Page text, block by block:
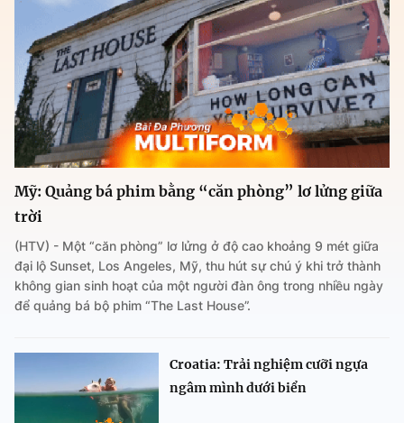
Mỹ: Quảng bá phim bằng “căn phòng” lơ lửng giữa
trời
(HTV) - Một “căn phòng” lơ lửng ở độ cao khoảng 9 mét giữa
đại lộ Sunset, Los Angeles, Mỹ, thu hút sự chú ý khi trở thành
không gian sinh hoạt của một người đàn ông trong nhiều ngày
để quảng bá bộ phim “The Last House”.
Croatia: Trải nghiệm cưỡi ngựa
ngâm mình dưới biển